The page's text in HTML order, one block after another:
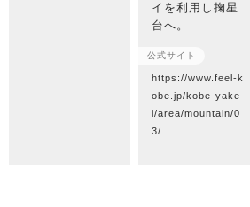
イを利用し掬星
台へ。
公式サイト
https://www.feel-k
obe.jp/kobe-yake
i/area/mountain/0
3/